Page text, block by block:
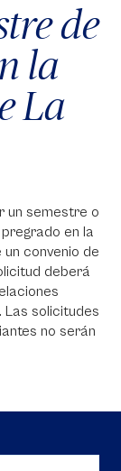
de
la
La
un semestre o
en la
convenio de
deberá
Las solicitudes
no serán